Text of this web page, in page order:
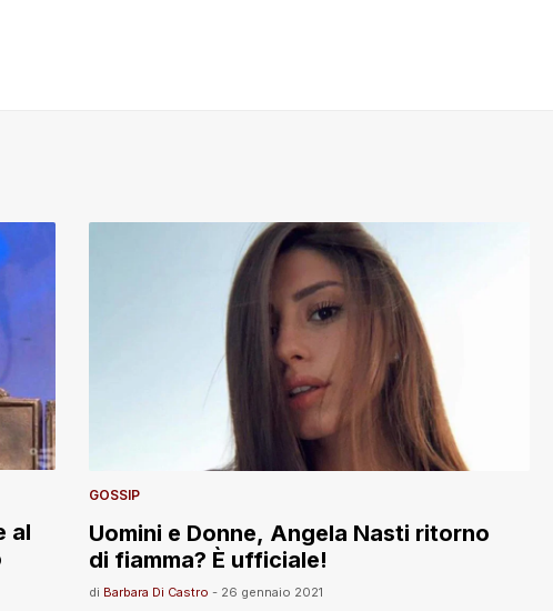
al
GOSSIP
Uomini e Donne, Angela Nasti ritorno
di fiamma? È ufficiale!
di Barbara Di Castro - 26 gennaio 2021